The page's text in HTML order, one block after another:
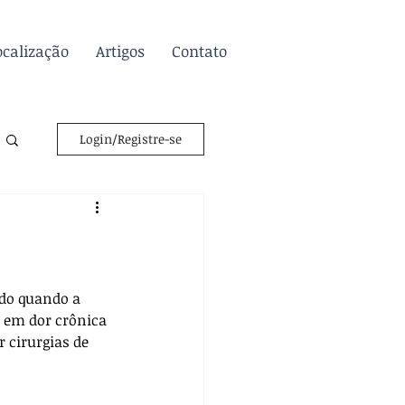
Artigos Contato
Login/Registre-se
quando a
dor crônica
cirurgias de